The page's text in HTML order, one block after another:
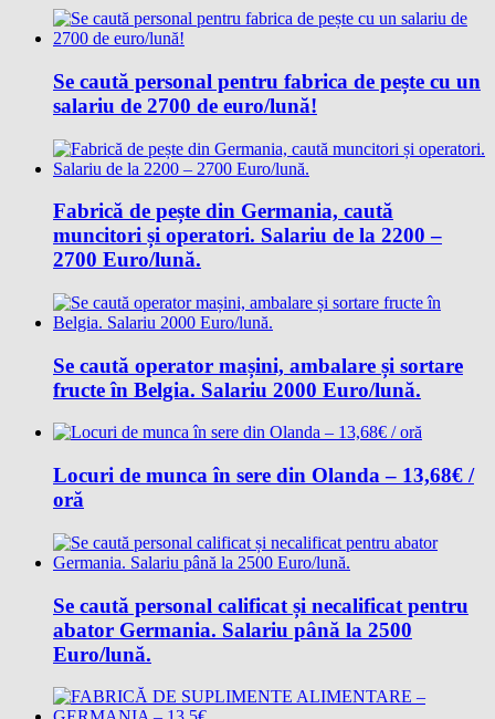
Se caută personal pentru fabrica de pește cu un
salariu de 2700 de euro/lună!
Fabrică de pește din Germania, caută
muncitori și operatori. Salariu de la 2200 –
2700 Euro/lună.
Se caută operator mașini, ambalare și sortare
fructe în Belgia. Salariu 2000 Euro/lună.
Locuri de munca în sere din Olanda – 13,68€ /
oră
Se caută personal calificat și necalificat pentru
abator Germania. Salariu până la 2500
Euro/lună.